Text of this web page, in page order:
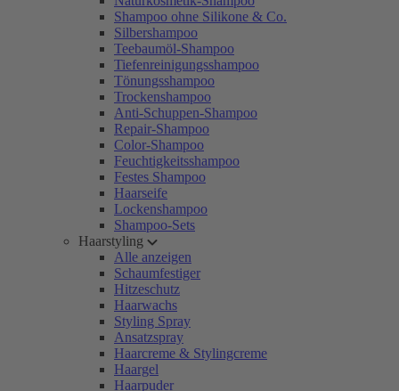
Shampoo ohne Silikone & Co.
Silbershampoo
Teebaumöl-Shampoo
Tiefenreinigungsshampoo
Tönungsshampoo
Trockenshampoo
Anti-Schuppen-Shampoo
Repair-Shampoo
Color-Shampoo
Feuchtigkeitsshampoo
Festes Shampoo
Haarseife
Lockenshampoo
Shampoo-Sets
Haarstyling
Alle anzeigen
Schaumfestiger
Hitzeschutz
Haarwachs
Styling Spray
Ansatzspray
Haarcreme & Stylingcreme
Haargel
Haarpuder